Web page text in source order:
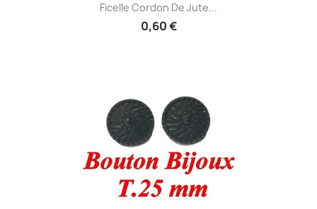
Ficelle Cordon De Jute...
0,60 €